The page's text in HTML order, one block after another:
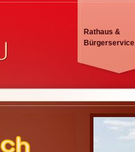
Rathaus &
Bürgerservice